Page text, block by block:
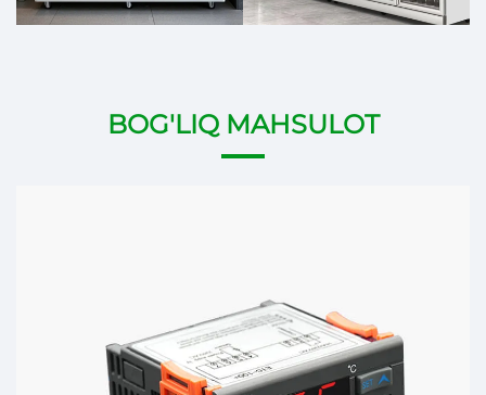
BOG'LIQ MAHSULOT